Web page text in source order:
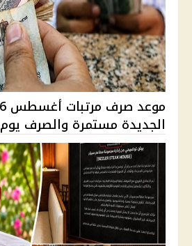
الجديدة مستمرة والصرف يوم 23 والح...